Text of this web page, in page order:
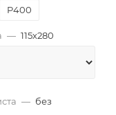
P400
— 115х280
— без